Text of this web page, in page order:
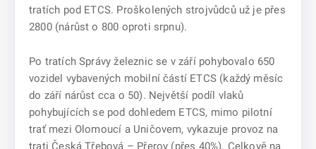
tratích pod ETCS. Proškolených strojvůdců už je přes
2800 (nárůst o 800 oproti srpnu).
Po tratích Správy železnic se v září pohybovalo 650
vozidel vybavených mobilní částí ETCS (každý měsíc
do září nárůst cca o 50). Největší podíl vlaků
pohybujících se pod dohledem ETCS, mimo pilotní
trať mezi Olomoucí a Uničovem, vykazuje provoz na
trati Česká Třebová – Přerov (přes 40%). Celkově na